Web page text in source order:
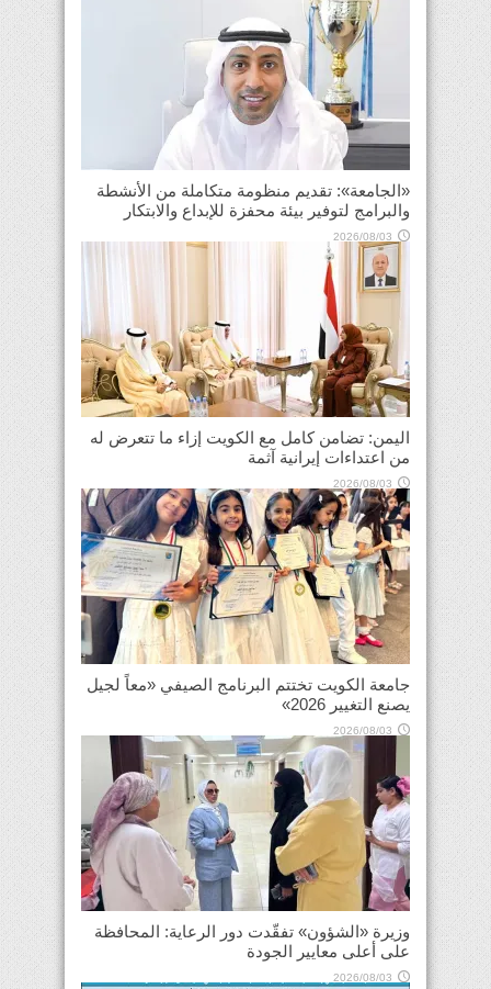
«الجامعة»: تقديم منظومة متكاملة من الأنشطة
والبرامج لتوفير بيئة محفزة للإبداع والابتكار
2026/08/03
اليمن: تضامن كامل مع الكويت إزاء ما تتعرض له
من اعتداءات إيرانية آثمة
2026/08/03
جامعة الكويت تختتم البرنامج الصيفي «معاً لجيل
يصنع التغيير 2026»
2026/08/03
وزيرة «الشؤون» تفقّدت دور الرعاية: المحافظة
على أعلى معايير الجودة
2026/08/03